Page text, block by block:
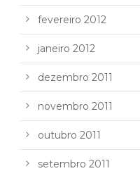
fevereiro 2012
janeiro 2012
dezembro 2011
novembro 2011
outubro 2011
setembro 2011